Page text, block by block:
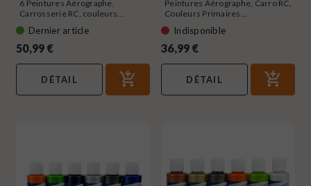
6 Peintures Aérographe,
Carrosserie RC, couleurs...
Dernier article
50,99 €
DÉTAIL
Peintures Aérographe, Carro RC,
Couleurs Primaires...
Indisponible
36,99 €
DÉTAIL